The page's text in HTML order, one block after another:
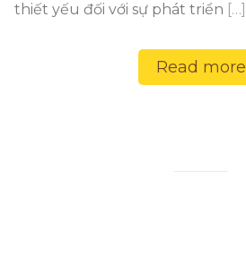
thiết yếu đối với sự phát triển […]
Read more